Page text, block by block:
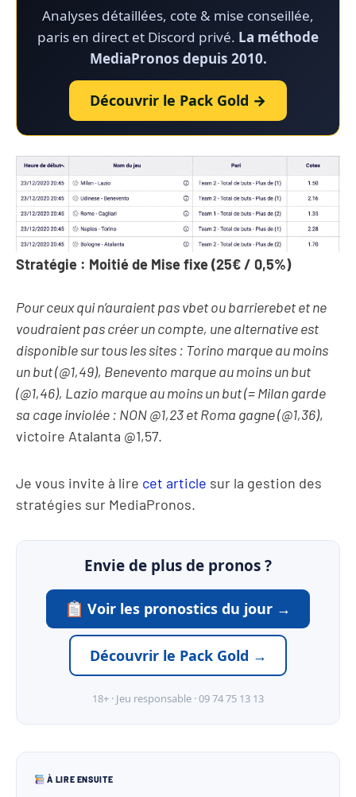
Analyses détaillées, cote & mise conseillée,
paris en direct et Discord privé. La méthode
MediaPronos depuis 2010.
Découvrir le Pack Gold →
Stratégie : Moitié de Mise fixe (25€ / 0,5%)
Pour ceux qui n’auraient pas vbet ou barrierebet et ne
voudraient pas créer un compte, une alternative est
disponible sur tous les sites : Torino marque au moins
un but (@1,49), Benevento marque au moins un but
(@1,46), Lazio marque au moins un but (= Milan garde
sa cage inviolée : NON @1,23 et Roma gagne (@1,36),
victoire Atalanta @1,57.
Je vous invite à lire cet article sur la gestion des
stratégies sur MediaPronos.
Envie de plus de pronos ?
Voir les pronostics du jour →
Découvrir le Pack Gold →
18+ · Jeu responsable · 09 74 75 13 13
À LIRE ENSUITE